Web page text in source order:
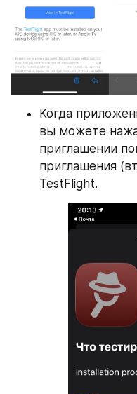
Когда
вы можете
приглашении
приглашения
TestFlight.